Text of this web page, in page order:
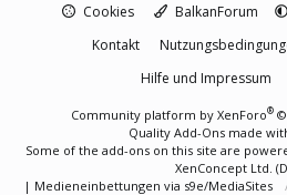
Cookies BalkanForum
Kontakt
Hilfe und Impressum
Community platform by XenForo® ©
Quality Add-Ons made
Some of the add-ons on this site are
XenConcept Ltd. (
| Medieneinbettungen via s9e/MediaSites